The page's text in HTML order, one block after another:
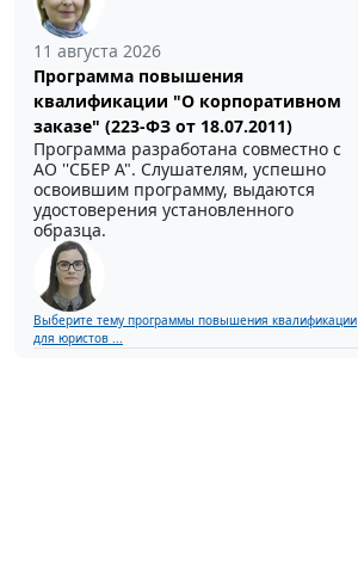
11 августа 2026
Программа повышения
квалификации "О корпоративном
заказе" (223-ФЗ от 18.07.2011)
Программа разработана совместно с
АО ''СБЕР А". Слушателям, успешно
освоившим программу, выдаются
удостоверения установленного
образца.
Выберите тему программы повышения квалификации
для юристов ...